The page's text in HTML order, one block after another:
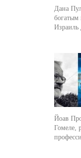
Дана
богатым
Израиль
Йоав
Гомеле,